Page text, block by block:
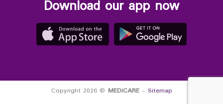
Download our app now
Copyright 2026 © MEDiCARE- Sitemap